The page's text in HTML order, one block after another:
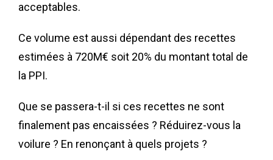
acceptables.
Ce volume est aussi dépendant des recettes
estimées à 720M€ soit 20% du montant total de
la PPI.
Que se passera-t-il si ces recettes ne sont
finalement pas encaissées ? Réduirez-vous la
voilure ? En renonçant à quels projets ?